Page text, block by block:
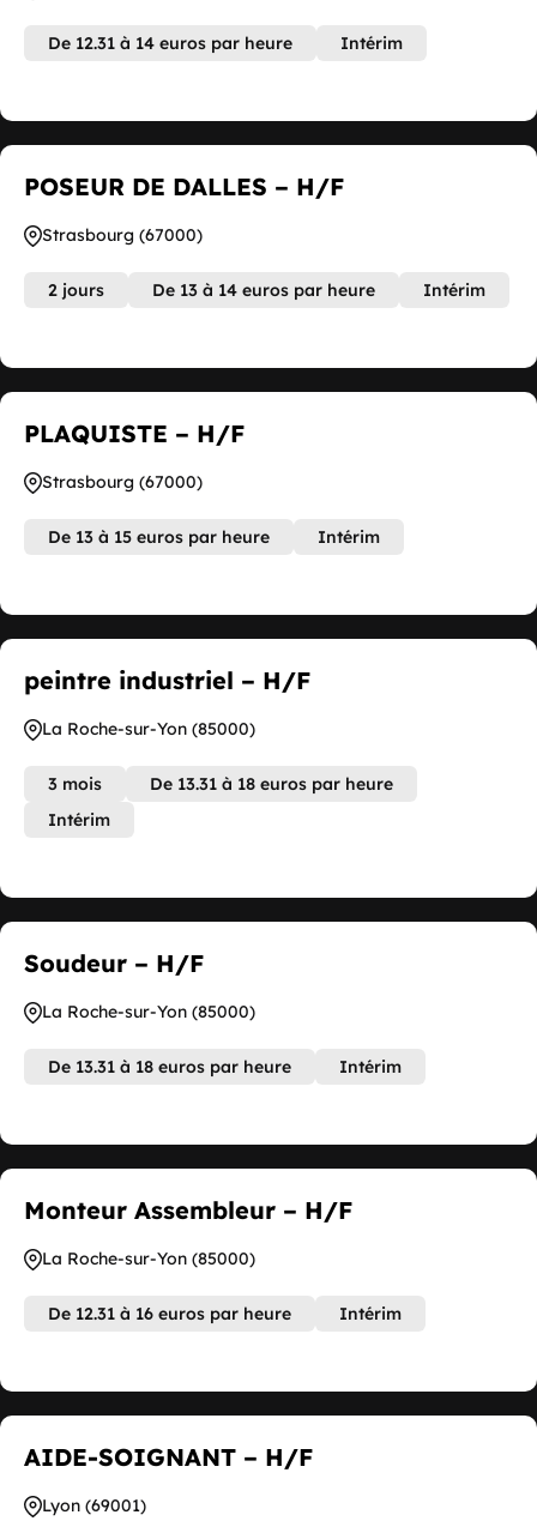
De 12.31 à 14 euros par heure Intérim
POSEUR DE DALLES – H/F
Strasbourg (67000)
2 jours De 13 à 14 euros par heure Intérim
PLAQUISTE – H/F
Strasbourg (67000)
De 13 à 15 euros par heure Intérim
peintre industriel – H/F
La Roche-sur-Yon (85000)
3 mois
De 13.31 à 18 euros par heure
Intérim
Soudeur – H/F
La Roche-sur-Yon (85000)
De 13.31 à 18 euros par heure Intérim
Monteur Assembleur – H/F
La Roche-sur-Yon (85000)
De 12.31 à 16 euros par heure Intérim
AIDE-SOIGNANT – H/F
Lyon (69001)